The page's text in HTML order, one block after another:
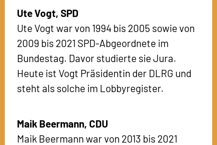
Ute Vogt, SPD
Ute Vogt war von 1994 bis 2005 sowie von
2009 bis 2021 SPD-Abgeordnete im
Bundestag. Davor studierte sie Jura.
Heute ist Vogt Präsidentin der DLRG und
steht als solche im Lobbyregister.
Maik Beermann, CDU
Maik Beermann war von 2013 bis 2021